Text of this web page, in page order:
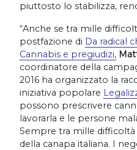
piuttosto lo stabilizza,
“Anche se tra mille
postfazione di Da radical
Cannabis e pregiudizi,
coordinatore della
2016 ha organizzato la
iniziativa popolare
possono prescrivere
lavorarla e le persone
Sempre tra mille difficoltà
della canapa italiana. I